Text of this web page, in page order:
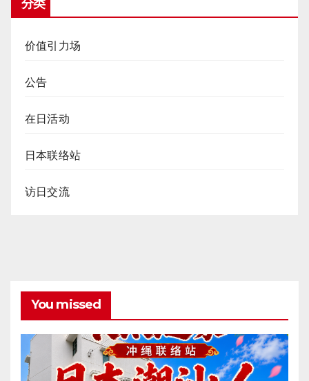
分类
价值引力场
公告
在日活动
日本联络站
访日交流
You missed